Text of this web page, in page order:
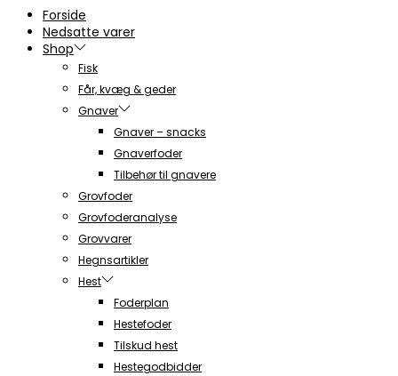
Forside
Nedsatte varer
Shop
Fisk
Får, kvæg & geder
Gnaver
Gnaver – snacks
Gnaverfoder
Tilbehør til gnavere
Grovfoder
Grovfoderanalyse
Grovvarer
Hegnsartikler
Hest
Foderplan
Hestefoder
Tilskud hest
Hestegodbidder